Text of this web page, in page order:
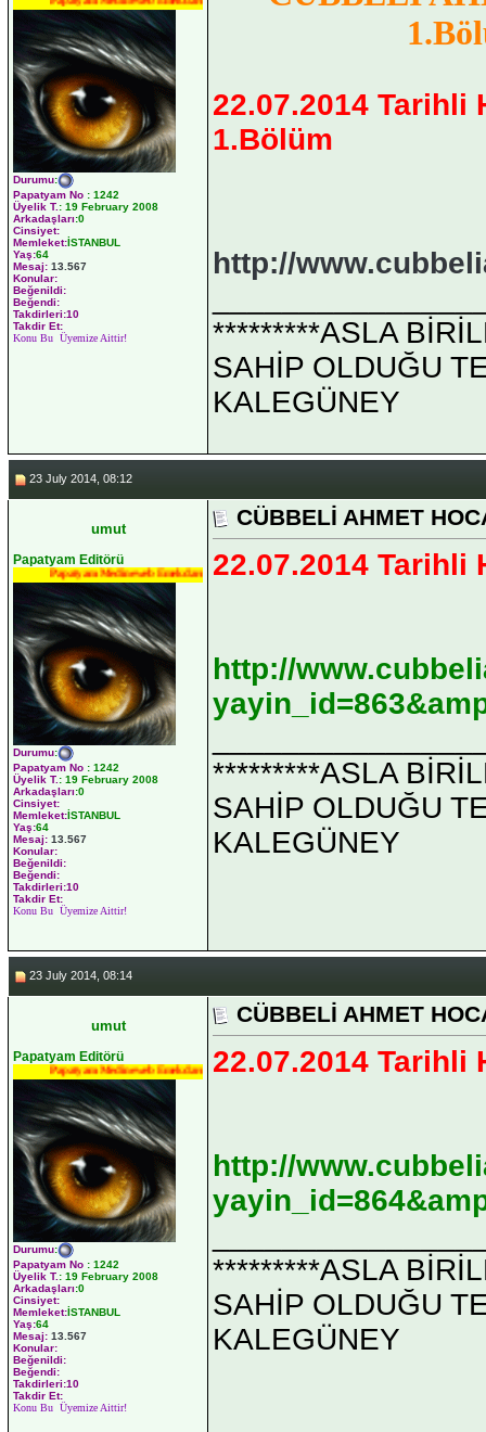
Durumu:
Papatyam No : 1242
Üyelik T.: 19 February 2008
Arkadaşları:0
Cinsiyet:
Memleket:İSTANBUL
Yaş:64
Mesaj: 13.567
Konular:
Beğenildi:
Beğendi:
Takdirleri:10
Takdir Et:
Konu Bu Üyemize Aittir!
22.07.2014 Tarihli
1.Bölüm
http://
*********ASLA
SAHİP OLDUĞU
KALEGÜNEY
23 July 2014, 08:12
umut
Papatyam Editörü
Papatyam Medineweb Emekdarı
Durumu:
Papatyam No : 1242
Üyelik T.: 19 February 2008
Arkadaşları:0
Cinsiyet:
Memleket:İSTANBUL
Yaş:64
Mesaj: 13.567
Konular:
Beğenildi:
Beğendi:
Takdirleri:10
Takdir Et:
Konu Bu Üyemize Aittir!
CÜBBELİ AHMET
22.07.2014 Tarihli
http://
*********ASLA
SAHİP OLDUĞU
KALEGÜNEY
23 July 2014, 08:14
umut
Papatyam Editörü
Papatyam Medineweb Emekdarı
Durumu:
Papatyam No : 1242
Üyelik T.: 19 February 2008
Arkadaşları:0
Cinsiyet:
Memleket:İSTANBUL
Yaş:64
Mesaj: 13.567
Konular:
Beğenildi:
Beğendi:
Takdirleri:10
Takdir Et:
Konu Bu Üyemize Aittir!
CÜBBELİ AHMET
22.07.2014 Tarihli
http://
*********ASLA
SAHİP OLDUĞU
KALEGÜNEY